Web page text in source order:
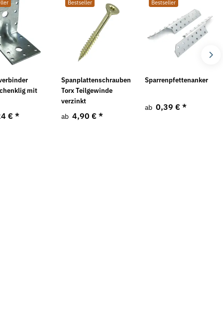
mit
€ *
Bestseller
Spanplattenschrauben
Torx Teilgewinde
verzinkt
ab 4,90 € *
Bestseller
Sparrenpfettenanker
ab 0,39 € *
Stahl verzinkt leichte
Federscheiben Form A DIN 137 mech.
verzinkt